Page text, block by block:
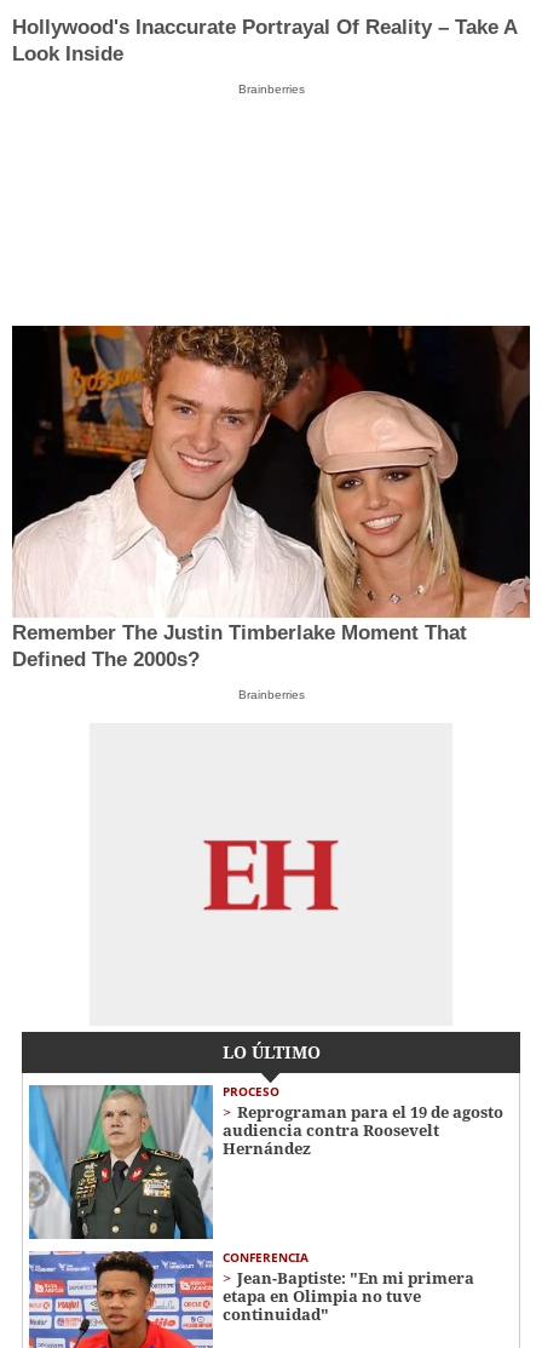
Hollywood's Inaccurate Portrayal Of Reality – Take A
Look Inside
Brainberries
Remember The Justin Timberlake Moment That
Defined The 2000s?
Brainberries
LO ÚLTIMO
PROCESO
Reprograman para el 19 de agosto
audiencia contra Roosevelt
Hernández
CONFERENCIA
Jean-Baptiste: "En mi primera
etapa en Olimpia no tuve
continuidad"